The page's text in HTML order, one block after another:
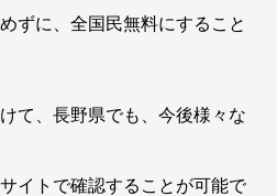
ずに、全国民無料にすること
て、長野県でも、今後様々な
イトで確認することが可能で